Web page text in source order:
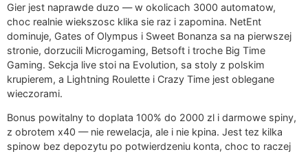
Gier jest naprawde duzo — w okolicach 3000 automatow,
choc realnie wiekszosc klika sie raz i zapomina. NetEnt
dominuje, Gates of Olympus i Sweet Bonanza sa na pierwszej
stronie, dorzucili Microgaming, Betsoft i troche Big Time
Gaming. Sekcja live stoi na Evolution, sa stoly z polskim
krupierem, a Lightning Roulette i Crazy Time jest oblegane
wieczorami.
Bonus powitalny to doplata 100% do 2000 zl i darmowe spiny,
z obrotem x40 — nie rewelacja, ale i nie kpina. Jest tez kilka
spinow bez depozytu po potwierdzeniu konta, choc to raczej